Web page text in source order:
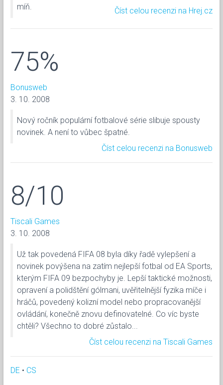
míň.
Číst celou recenzi na Hrej.cz
75%
Bonusweb
3. 10. 2008
Nový ročník populární fotbalové série slibuje spousty
novinek. A není to vůbec špatné.
Číst celou recenzi na Bonusweb
8/10
Tiscali Games
3. 10. 2008
Už tak povedená FIFA 08 byla díky řadě vylepšení a
novinek povýšena na zatím nejlepší fotbal od EA Sports,
kterým FIFA 09 bezpochyby je. Lepší taktické možnosti,
opravení a polidštění gólmani, uvěřitelnější fyzika míče i
hráčů, povedený kolizní model nebo propracovanější
ovládání, konečně znovu definovatelné. Co víc byste
chtěli? Všechno to dobré zůstalo...
Číst celou recenzi na Tiscali Games
DE • CS